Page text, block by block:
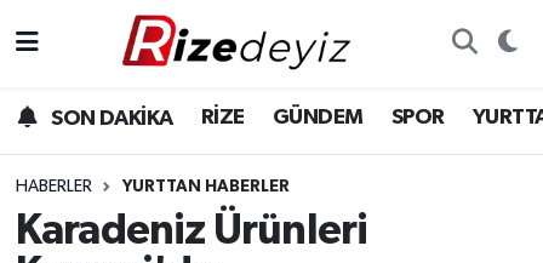
SON DAKİKA RİZE GÜNDEM SPOR
HABERLER YURTTAN HABERLER
Karadeniz Ürünleri
Gündem
Yurttan Haberler
Rize Hava Durumu
Rize Namaz Vakitleri